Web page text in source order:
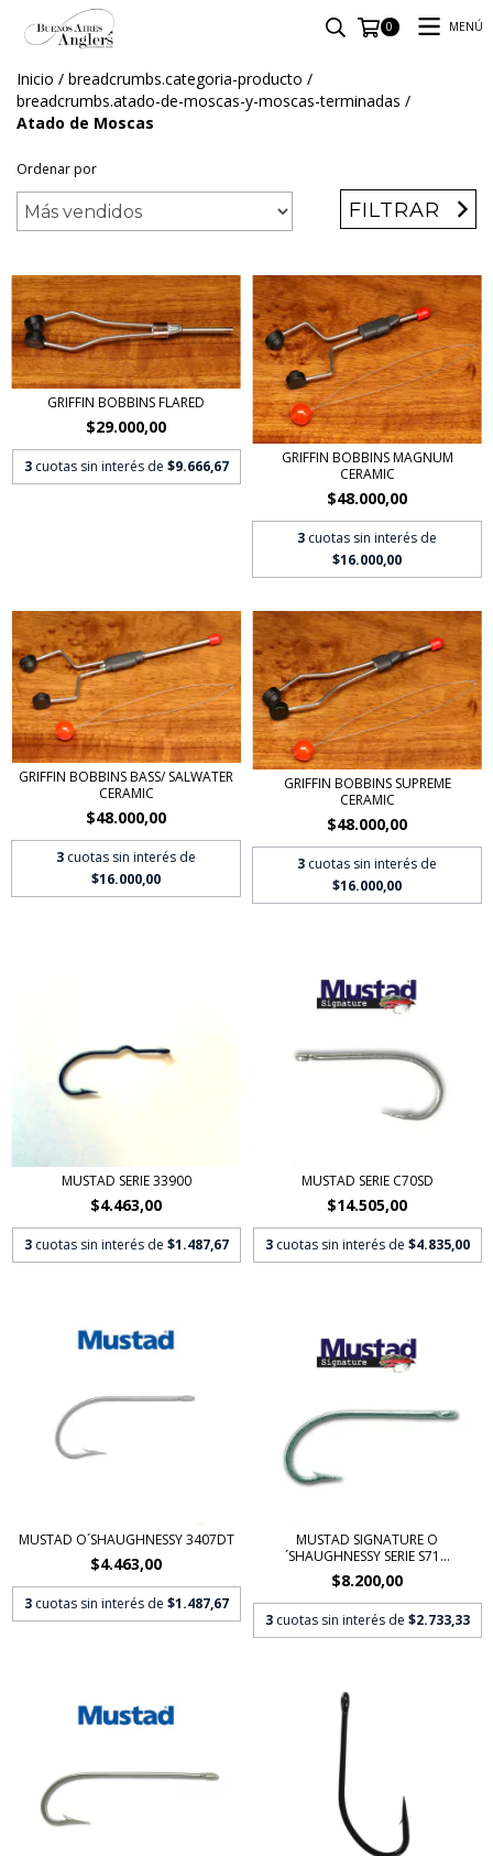
0 MENÚ
Inicio / breadcrumbs.categoria-producto /
breadcrumbs.atado-de-moscas-y-moscas-terminadas /
Atado de Moscas
Ordenar por
FILTRAR
GRIFFIN BOBBINS FLARED
$29.000,00
3 cuotas sin interés de $9.666,67
GRIFFIN BOBBINS MAGNUM
CERAMIC
$48.000,00
3 cuotas sin interés de
$16.000,00
GRIFFIN BOBBINS BASS/ SALWATER
CERAMIC
$48.000,00
3 cuotas sin interés de
$16.000,00
GRIFFIN BOBBINS SUPREME
CERAMIC
$48.000,00
3 cuotas sin interés de
$16.000,00
MUSTAD SERIE 33900
$4.463,00
3 cuotas sin interés de $1.487,67
MUSTAD SERIE C70SD
$14.505,00
3 cuotas sin interés de $4.835,00
MUSTAD O´SHAUGHNESSY 3407DT
$4.463,00
3 cuotas sin interés de $1.487,67
MUSTAD SIGNATURE O
´SHAUGHNESSY SERIE S71...
$8.200,00
3 cuotas sin interés de $2.733,33